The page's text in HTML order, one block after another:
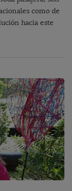
como de
hacia este